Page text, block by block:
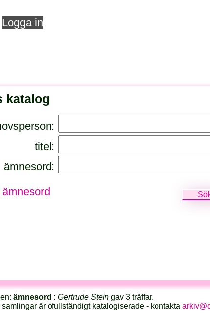
Logga in
katalog
titel:
ämnesord:
ämnesord : Gertrude Steingav 3 träffar.
är ofullständigt katalogiserade - kontakta